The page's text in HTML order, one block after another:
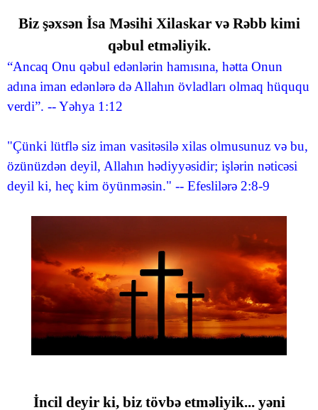
Biz şəxsən İsa Məsihi Xilaskar və Rəbb kimi
qəbul etməliyik.
“Ancaq Onu qəbul edənlərin hamısına, hətta Onun
adına iman edənlərə də Allahın övladları olmaq hüququ
verdi”. -- Yəhya 1:12
"Çünki lütflə siz iman vasitəsilə xilas olmusunuz və bu,
özünüzdən deyil, Allahın hədiyyəsidir; işlərin nəticəsi
deyil ki, heç kim öyünməsin." -- Efeslilərə 2:8-9
İncil deyir ki, biz tövbə etməliyik... yəni